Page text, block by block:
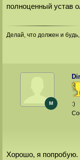
полноценный устав
Делай, что должен и будь,
M
:)
Хорошо, я попробую.